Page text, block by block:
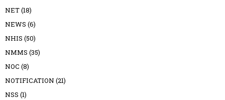
NET(18)
NEWS (6)
NHIS (50)
NMMS (35)
NOC (8)
NOTIFICATION (21)
NSS (1)